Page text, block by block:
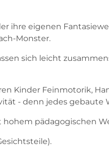
ihre eigenen
Monster.
sich leicht
Kinder Feinmotorik,
- denn jedes gebaute
hohem pädagogischen